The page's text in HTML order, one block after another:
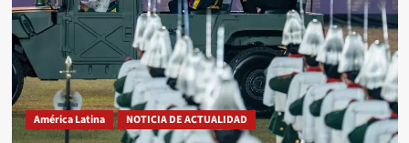
América Latina NOTICIA DE ACTUALIDAD